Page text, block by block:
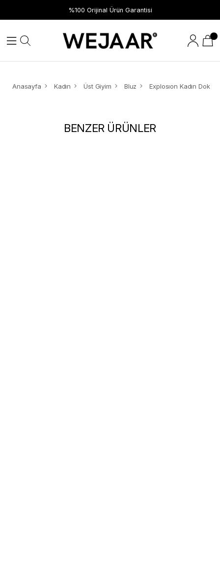
%100 Orijinal Ürün Garantisi
Anasayfa Kadın Üst Giyim Bluz
BENZER ÜRÜNLER